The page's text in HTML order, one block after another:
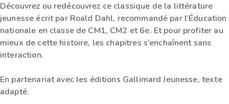
Découvrez ou redécouvrez ce classique de la littérature
jeunesse écrit par Roald Dahl, recommandé par l’Éducation
nationale en classe de CM1, CM2 et 6e. Et pour profiter au
mieux de cette histoire, les chapitres s’enchaînent sans
interaction.
En partenariat avec les éditions Gallimard Jeunesse, texte
adapté.